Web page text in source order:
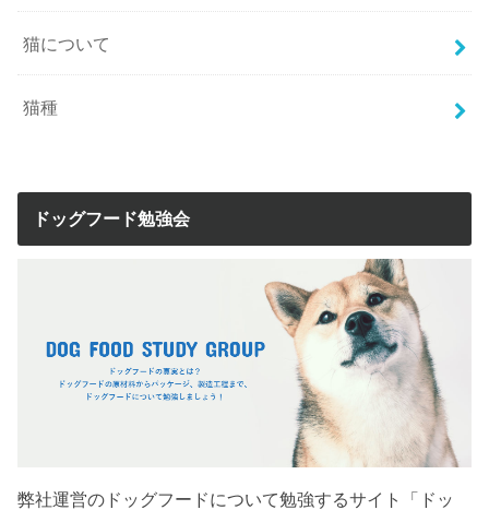
猫について
猫種
ドッグフード勉強会
弊社運営のドッグフードについて勉強するサイト「ドッ